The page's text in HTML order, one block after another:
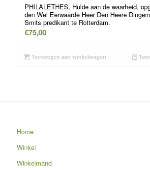
PHILALETHES, Hulde aan de waarheid,
den Wel Eerwaarde Heer Den Heere
Smits predikant te Rotterdam.
€75,00
Toevoegen aan winkelwagen
Home
Winkel
Winkelmand